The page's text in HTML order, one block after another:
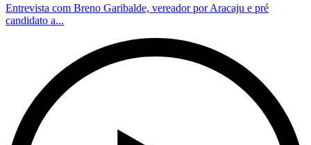
Entrevista com Breno Garibalde, vereador por Aracaju e pré
candidato a...